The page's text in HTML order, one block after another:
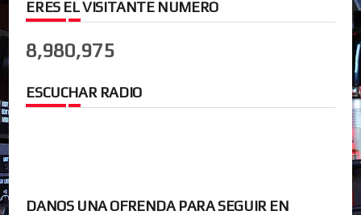
ERES EL VISITANTE NUMERO
8,980,975
ESCUCHAR RADIO
DANOS UNA OFRENDA PARA SEGUIR EN